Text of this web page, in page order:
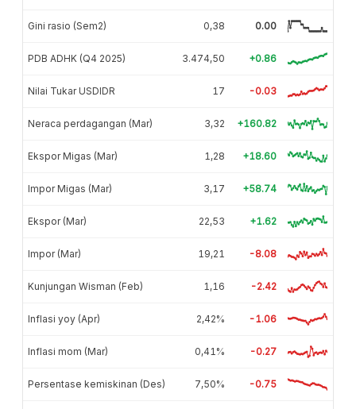
Gini rasio (Sem2) 0,38 0.00
PDB ADHK (Q4 2025) 3.474,50 +0.86
Nilai Tukar USDIDR 17 -0.03
Neraca perdagangan (Mar) 3,32 +160.82
Ekspor Migas (Mar) 1,28 +18.60
Impor Migas (Mar) 3,17 +58.74
Ekspor (Mar) 22,53 +1.62
Impor (Mar) 19,21 -8.08
Kunjungan Wisman (Feb) 1,16 -2.42
Inflasi yoy (Apr) 2,42% -1.06
Inflasi mom (Mar) 0,41% -0.27
Persentase kemiskinan (Des) 7,50% -0.75